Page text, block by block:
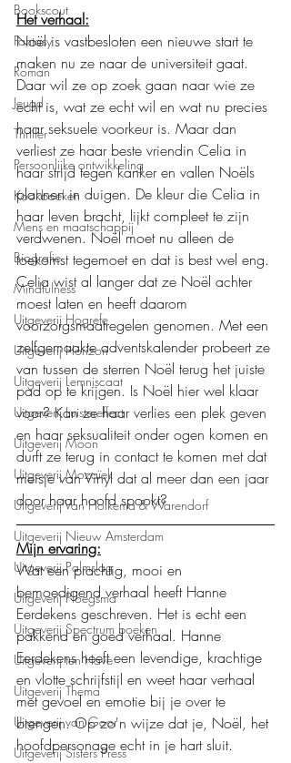
Bookscout
Fantasy
Roman
Jeugd
Thriller
Persoonlijke ontwikkeling
Kookboeken
Mens en maatschappij
Biografie
Mindfulness
Uitgeverij Hogrefe
Uitgeverij Horizon
Uitgeverij Lemniscaat
Uitgeverij Luistereffect
Uitgeverij Moon
Uitgeverij Mozaïek
Uitgeverij Van Holkema & Warendorf
Uitgeverij Nieuw Amsterdam
Uitgeverij Palmslag
Uitgeverij Ploegsma
Uitgeverij Spectrum boeken
Uitgeverij ten Have
Uitgeverij Thema
Uitgeverij van Goor
Uitgeverij Sisters Press
Het verhaal:
Noël is vastbesloten een nieuwe start te
maken nu ze naar de universiteit gaat.
Daar wil ze op zoek gaan naar wie ze
echt is, wat ze echt wil en wat nu precies
haar seksuele voorkeur is. Maar dan
verliest ze haar beste vriendin Celia in
haar strijd tegen kanker en vallen Noëls
plannen in duigen. De kleur die Celia in
haar leven bracht, lijkt compleet te zijn
verdwenen. Noël moet nu alleen de
toekomst tegemoet en dat is best wel eng.
Celia wist al langer dat ze Noël achter
moest laten en heeft daarom
voorzorgsmaatregelen genomen. Met een
zelfgemaakte adventskalender probeert ze
van tussen de sterren Noël terug het juiste
pad op te krijgen. Is Noël hier wel klaar
voor? Kan ze haar verlies een plek geven
en haar seksualiteit onder ogen komen en
durft ze terug in contact te komen met dat
meisje van Vinyl dat al meer dan een jaar
door haar hoofd spookt?
Mijn ervaring:
Wat een prachtig, mooi en
bemoedigend verhaal heeft Hanne
Eerdekens geschreven. Het is echt een
pakkend en goed verhaal. Hanne
Eerdekens heeft een levendige, krachtige
en vlotte schrijfstijl en weet haar verhaal
met gevoel en emotie bij je over te
brengen. Op zo'n wijze dat je, Noël, het
hoofdpersonage echt in je hart sluit.